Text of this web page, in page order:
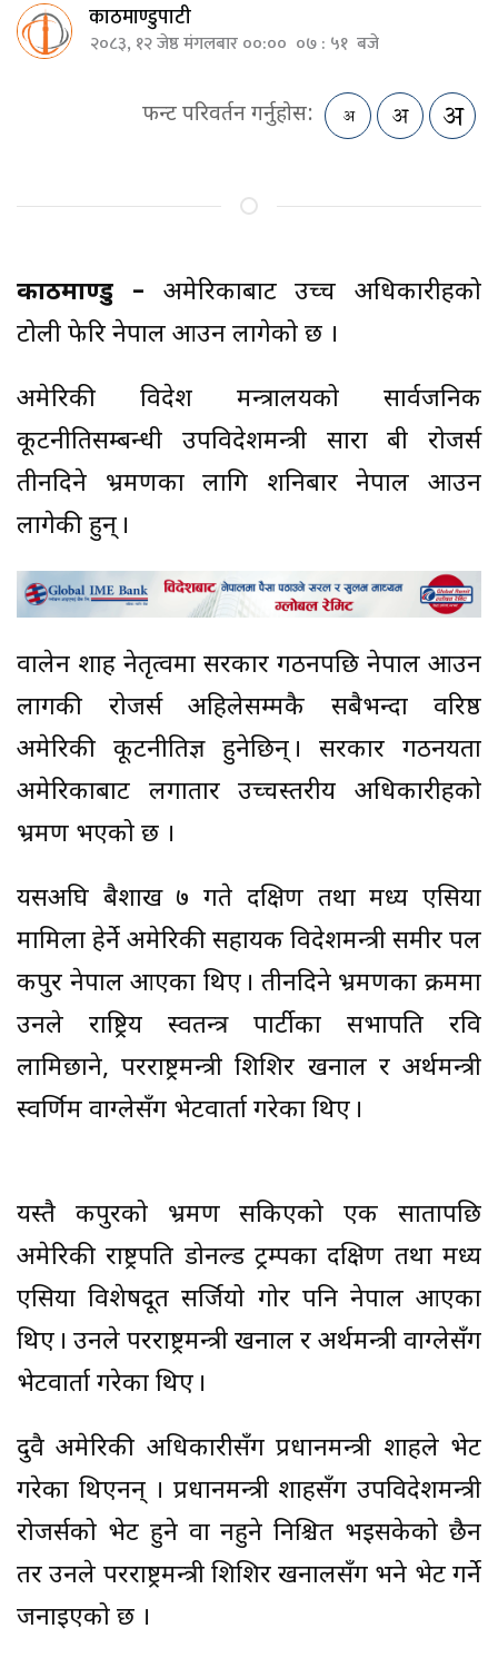
काठमाण्डुपाटी
२०८३, १२ जेष्ठ मंगलबार ००:०० ०७ : ५१ बजे
फन्ट परिवर्तन गर्नुहोस:
काठमाण्डु – अमेरिकाबाट उच्च अधिकारीहरूको
टोली फेरि नेपाल आउन लागेको छ ।
अमेरिकी विदेश मन्त्रालयको सार्वजनिक
कूटनीतिसम्बन्धी उपविदेशमन्त्री सारा बी रोजर्स
तीनदिने भ्रमणका लागि शनिबार नेपाल आउन
लागेकी हुन् ।
वालेन शाह नेतृत्वमा सरकार गठनपछि नेपाल आउन
लागकी रोजर्स अहिलेसम्मकै सबैभन्दा वरिष्ठ
अमेरिकी कूटनीतिज्ञ हुनेछिन् । सरकार गठनयता
अमेरिकाबाट लगातार उच्चस्तरीय अधिकारीहरूको
भ्रमण भएको छ ।
यसअघि बैशाख ७ गते दक्षिण तथा मध्य एसिया
मामिला हेर्ने अमेरिकी सहायक विदेशमन्त्री समीर पल
कपुर नेपाल आएका थिए । तीनदिने भ्रमणका क्रममा
उनले राष्ट्रिय स्वतन्त्र पार्टीका सभापति रवि
लामिछाने, परराष्ट्रमन्त्री शिशिर खनाल र अर्थमन्त्री
स्वर्णिम वाग्लेसँग भेटवार्ता गरेका थिए ।
यस्तै कपुरको भ्रमण सकिएको एक सातापछि
अमेरिकी राष्ट्रपति डोनल्ड ट्रम्पका दक्षिण तथा मध्य
एसिया विशेषदूत सर्जियो गोर पनि नेपाल आएका
थिए । उनले परराष्ट्रमन्त्री खनाल र अर्थमन्त्री वाग्लेसँग
भेटवार्ता गरेका थिए ।
दुवै अमेरिकी अधिकारीसँग प्रधानमन्त्री शाहले भेट
गरेका थिएनन् । प्रधानमन्त्री शाहसँग उपविदेशमन्त्री
रोजर्सको भेट हुने वा नहुने निश्चित भइसकेको छैन
तर उनले परराष्ट्रमन्त्री शिशिर खनालसँग भने भेट गर्ने
जनाइएको छ ।